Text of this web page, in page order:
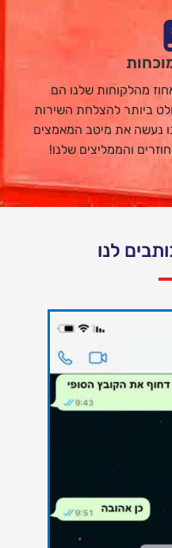
מתגאים בכך ש80 אחוז מהלקוחות שלנו הם
ביותר להצלחת השירות
נעשה את מיטב המאמצים
והממליצים שלנו!
לנו